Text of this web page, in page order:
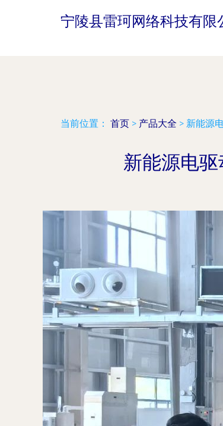
宁陵县雷珂网络科技有限
当前位置： 首页 > 产品大全 > 新能源
新能源电